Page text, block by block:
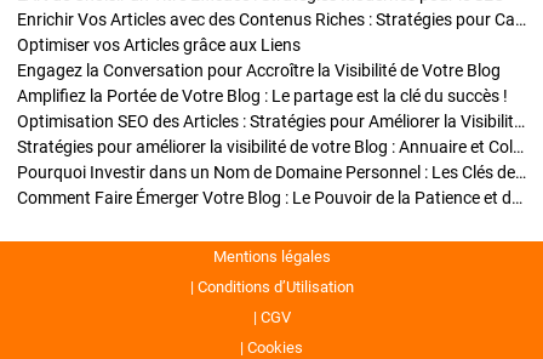
Enrichir Vos Articles avec des Contenus Riches : Stratégies pour Captiver et Optimiser
Optimiser vos Articles grâce aux Liens
Engagez la Conversation pour Accroître la Visibilité de Votre Blog
Amplifiez la Portée de Votre Blog : Le partage est la clé du succès !
Optimisation SEO des Articles : Stratégies pour Améliorer la Visibilité de Votre Blog
Stratégies pour améliorer la visibilité de votre Blog : Annuaire et Collaborations
Pourquoi Investir dans un Nom de Domaine Personnel : Les Clés de la Réussite de Votre Blog
Comment Faire Émerger Votre Blog : Le Pouvoir de la Patience et de la Persévérance
Mentions légales
Conditions d’Utilisation
CGV
Cookies